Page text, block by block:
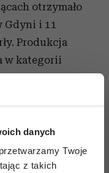
danych
przetwarzamy Twoje
z takich
otrzymało
Gdyni i 11
Produkcja
w kategorii
„Sala
thrillerów